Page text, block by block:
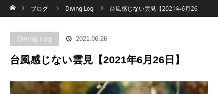
ブログ
Diving Log 台風感じない雲見【2021年6月26
Diving Log 2021.06.26
台風感じない雲見【2021年6月26日】